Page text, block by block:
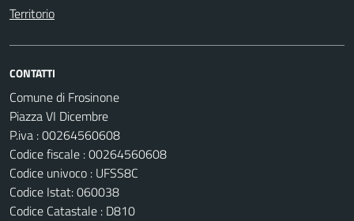
Territorio
CONTATTI
Comune di Frosinone
Piazza VI Dicembre
P.iva : 00264560608
Codice fiscale : 00264560608
Codice univoco : UFSS8C
Codice Istat: 060038
Codice Catastale : D810